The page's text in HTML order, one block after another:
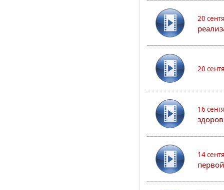
20
20
16
14